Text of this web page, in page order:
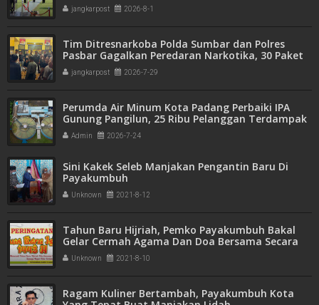
jangkarpost 2026-8-1
Tim Ditresnarkoba Polda Sumbar dan Polres
Pasbar Gagalkan Peredaran Narkotika, 30 Paket
Ganja Kering Siap Edar Disita
jangkarpost 2026-7-29
Perumda Air Minum Kota Padang Perbaiki IPA
Gunung Pangilun, 25 Ribu Pelanggan Terdampak
Penyesuaian
Admin 2026-7-24
Sini Kakek Seleb Manjakan Pengantin Baru Di
Payakumbuh
Unknown 2021-8-12
Tahun Baru Hijriah, Pemko Payakumbuh Bakal
Gelar Cermah Agama Dan Doa Bersama Secara
Daring
Unknown 2021-8-10
Ragam Kuliner Bertambah, Payakumbuh Kota